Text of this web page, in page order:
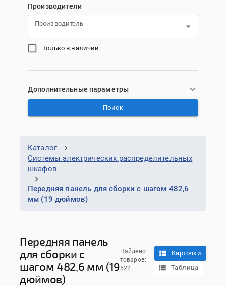
Производители
Производитель
Только в наличии
Дополнительные параметры
Поиск
Каталог
Системы электрических распределительных
шкафов
Передняя панель для сборки с шагом 482,6
мм (19 дюймов)
Передняя панель
для сборки с
шагом 482,6 мм (19
дюймов)
Найдено
товаров:
522
Карточки
Таблица